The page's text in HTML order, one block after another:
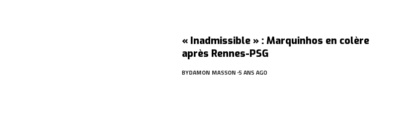
« Inadmissible » : Marquinhos en colère
après Rennes-PSG
BYDAMON MASSON 5 ANS AGO